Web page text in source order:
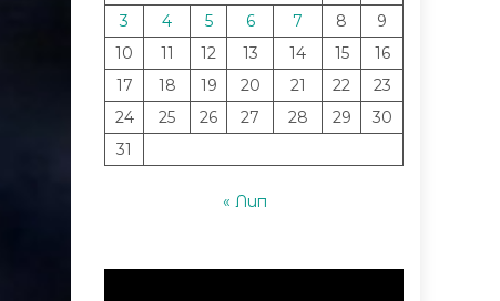
3
4 5 6 7 8
9
10
11 12 13 14 15
16
17
18 19 20 21 22
23
24
25 26 27 28 29
30
31
« Лип